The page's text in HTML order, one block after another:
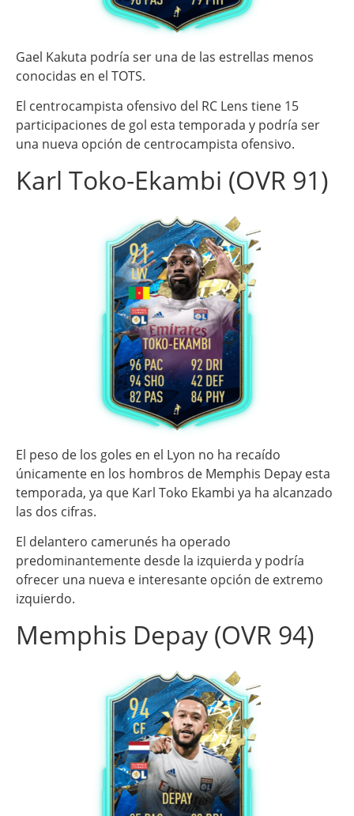
Gael Kakuta podría ser una de las estrellas menos
conocidas en el TOTS.
El centrocampista ofensivo del RC Lens tiene 15
participaciones de gol esta temporada y podría ser
una nueva opción de centrocampista ofensivo.
Karl Toko-Ekambi (OVR 91)
El peso de los goles en el Lyon no ha recaído
únicamente en los hombros de Memphis Depay esta
temporada, ya que Karl Toko Ekambi ya ha alcanzado
las dos cifras.
El delantero camerunés ha operado
predominantemente desde la izquierda y podría
ofrecer una nueva e interesante opción de extremo
izquierdo.
Memphis Depay (OVR 94)